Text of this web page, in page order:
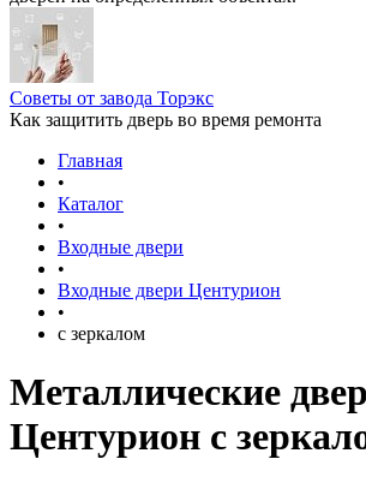
Советы от завода Торэкс
Как защитить дверь во время ремонта
Главная
•
Каталог
•
Входные двери
•
Входные двери Центурион
•
с зеркалом
Металлические
Центурион с